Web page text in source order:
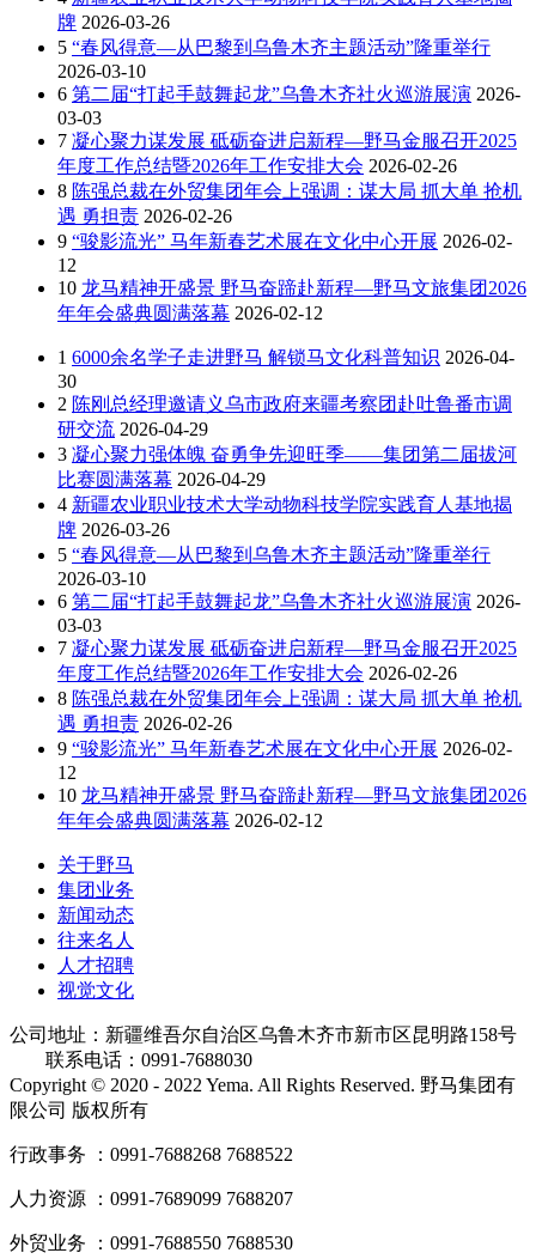
牌 2026-03-26
5 “春风得意—从巴黎到乌鲁木齐主题活动”隆重举行
2026-03-10
6 第二届“打起手鼓舞起龙”乌鲁木齐社火巡游展演 2026-
03-03
7 凝心聚力谋发展 砥砺奋进启新程—野马金服召开2025
年度工作总结暨2026年工作安排大会 2026-02-26
8 陈强总裁在外贸集团年会上强调：谋大局 抓大单 抢机
遇 勇担责 2026-02-26
9 “骏影流光” 马年新春艺术展在文化中心开展 2026-02-
12
10 龙马精神开盛景 野马奋蹄赴新程—野马文旅集团2026
年年会盛典圆满落幕 2026-02-12
1 6000余名学子走进野马 解锁马文化科普知识 2026-04-
30
2 陈刚总经理邀请义乌市政府来疆考察团赴吐鲁番市调
研交流 2026-04-29
3 凝心聚力强体魄 奋勇争先迎旺季——集团第二届拔河
比赛圆满落幕 2026-04-29
4 新疆农业职业技术大学动物科技学院实践育人基地揭
牌 2026-03-26
5 “春风得意—从巴黎到乌鲁木齐主题活动”隆重举行
2026-03-10
6 第二届“打起手鼓舞起龙”乌鲁木齐社火巡游展演 2026-
03-03
7 凝心聚力谋发展 砥砺奋进启新程—野马金服召开2025
年度工作总结暨2026年工作安排大会 2026-02-26
8 陈强总裁在外贸集团年会上强调：谋大局 抓大单 抢机
遇 勇担责 2026-02-26
9 “骏影流光” 马年新春艺术展在文化中心开展 2026-02-
12
10 龙马精神开盛景 野马奋蹄赴新程—野马文旅集团2026
年年会盛典圆满落幕 2026-02-12
关于野马
集团业务
新闻动态
往来名人
人才招聘
视觉文化
公司地址：新疆维吾尔自治区乌鲁木齐市新市区昆明路158号
联系电话：0991-7688030
Copyright © 2020 - 2022 Yema. All Rights Reserved. 野马集团有
限公司 版权所有
行政事务 ：0991-7688268 7688522
人力资源 ：0991-7689099 7688207
外贸业务 ：0991-7688550 7688530